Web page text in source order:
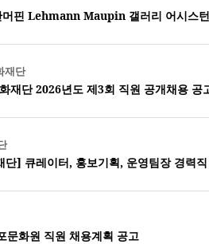
핀 Lehmann Maupin 갤러리 어시스
재단
재단 2026년도 제3회 직원 공개채용 공
단] 큐레이터, 홍보기획, 운영팀장 경력
문화원 직원 채용계획 공고